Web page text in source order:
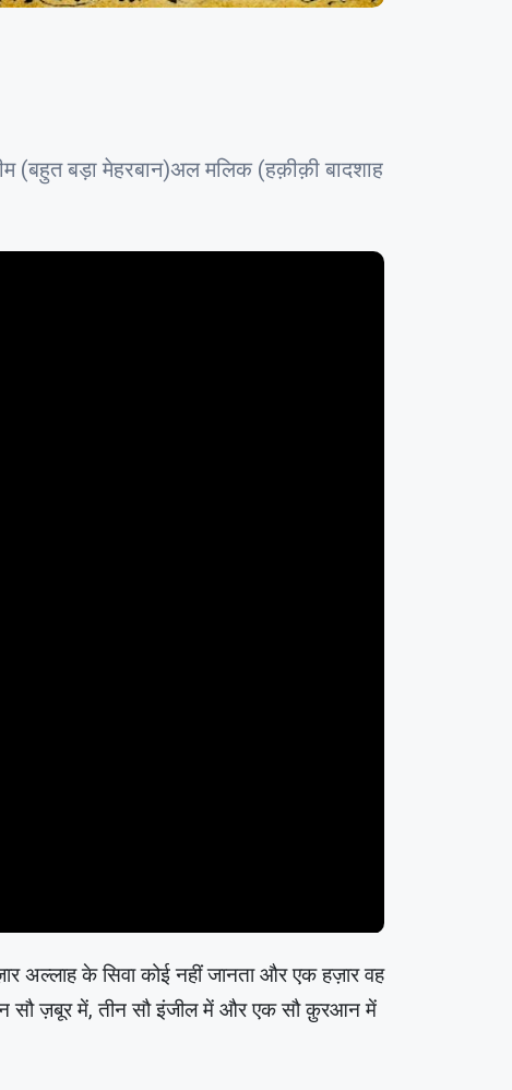
(बहुत बड़ा मेहरबान)अल मलिक (हक़ीक़ी बादशाह
अल्लाह के सिवा कोई नहीं जानता और एक हज़ार वह
सौ ज़बूर में, तीन सौ इंजील में और एक सौ क़ुरआन में